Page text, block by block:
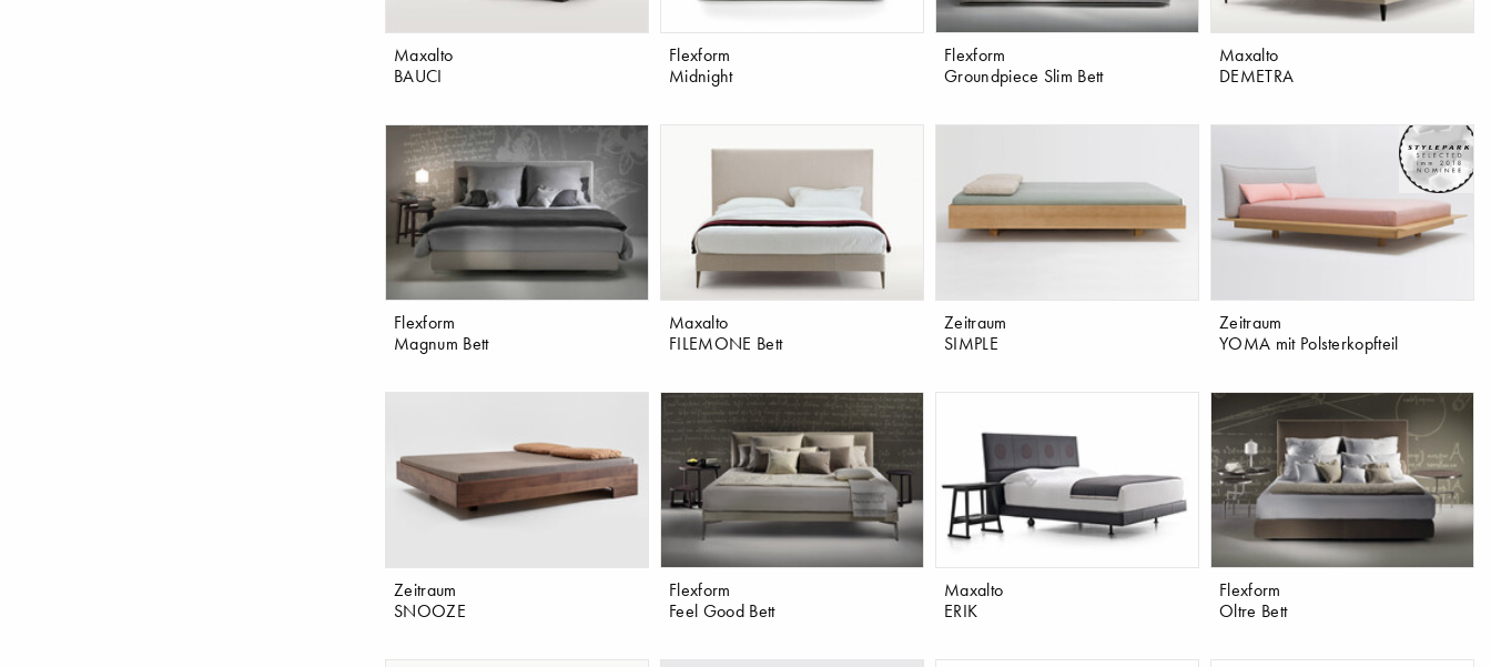
Maxalto
BAUCI
Flexform
Midnight
Flexform
Groundpiece Slim Bett
Maxalto
DEMETRA
Flexform
Magnum Bett
Maxalto
FILEMONE Bett
Zeitraum
SIMPLE
Zeitraum
YOMA mit Polsterkopfteil
Zeitraum
SNOOZE
Flexform
Feel Good Bett
Maxalto
ERIK
Flexform
Oltre Bett